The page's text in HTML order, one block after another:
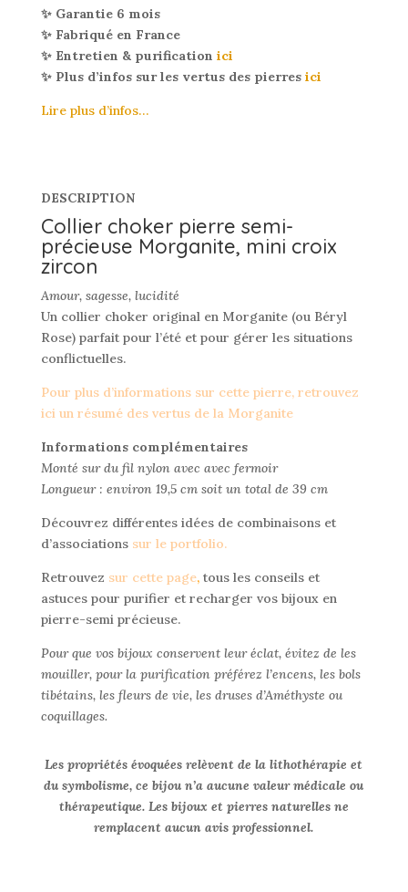
✨ Garantie 6 mois
✨ Fabriqué en France
✨ Entretien & purification ici
✨ Plus d’infos sur les vertus des pierresici
Lire plus d’infos…
DESCRIPTION
Collier choker pierre semi-
précieuse Morganite, mini croix
zircon
Amour, sagesse, lucidité
Un collier choker original en Morganite (ou Béryl
Rose) parfait pour l’été et pour gérer les situations
conflictuelles.
Pour plus d’informations sur cette pierre, retrouvez
ici un résumé des vertus de la Morganite
Informations complémentaires
Monté sur du fil nylon avec avec fermoir
Longueur : environ 19,5 cm soit un total de 39 cm
Découvrez différentes idées de combinaisons et
d’associations sur le portfolio.
Retrouvez sur cette page,tous les conseils et
astuces pour purifier et recharger vos bijoux en
pierre-semi précieuse.
Pour que vos bijoux conservent leur éclat, évitez de les
mouiller, pour la purification préférez l’encens, les bols
tibétains, les fleurs de vie, les druses d’Améthyste ou
coquillages.
Les propriétés évoquées relèvent de la lithothérapie et
du symbolisme, ce bijou n’a aucune valeur médicale ou
thérapeutique. Les bijoux et pierres naturelles ne
remplacent aucun avis professionnel.